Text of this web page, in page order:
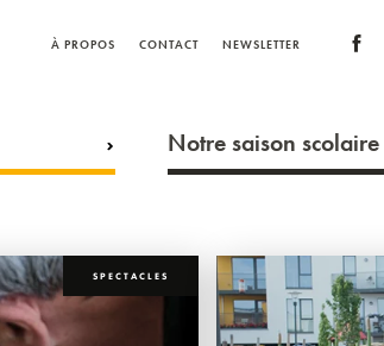
À PROPOS CONTACT NEWSLETTER
Notre saison scolaire
SPECTACLES